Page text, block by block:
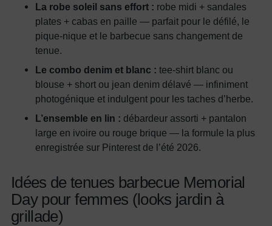
La robe soleil sans effort : robe midi + sandales
plates + cabas en paille — parfait pour le défilé, le
pique-nique et le barbecue sans changement de
tenue.
Le combo denim et blanc : tee-shirt blanc ou
blouse + short ou jean denim délavé — infiniment
photogénique et indulgent pour les taches d’herbe.
L’ensemble en lin : débardeur assorti + pantalon
large en ivoire ou rouge brique — la formule la plus
enregistrée sur Pinterest de l’été 2026.
Idées de tenues barbecue Memorial
Day pour femmes (looks jardin à
grillade)